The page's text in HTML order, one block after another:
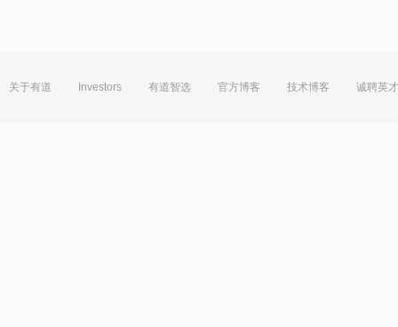
关于有道 Investors 有道智选 官方博客 技术博客 诚聘英才